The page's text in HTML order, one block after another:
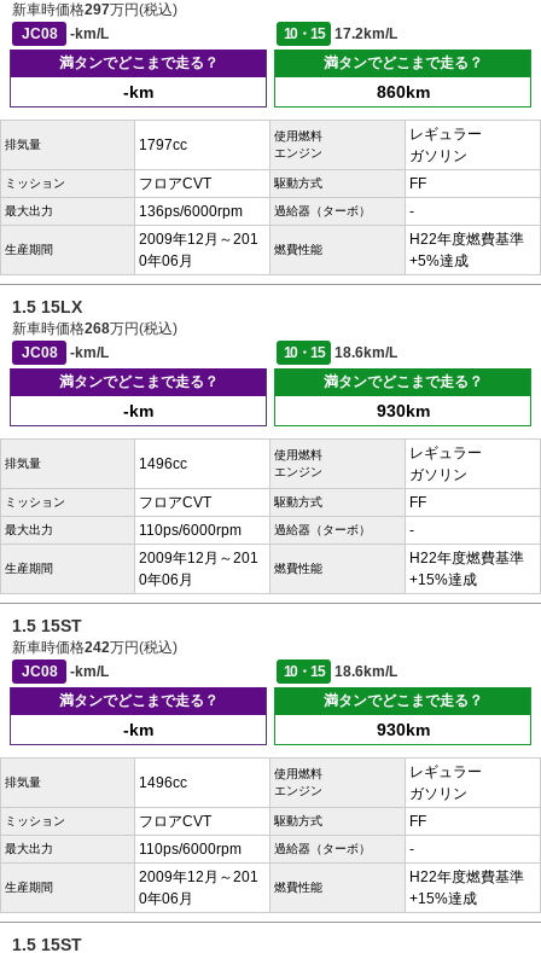
新車時価格297万円(税込)
JC08
-km/L 10・15
17.2km/L
満タンでどこまで走る？
-km
満タンでどこまで走る？
860km
排気量 1797cc
使用燃料
エンジン
レギュラー
ガソリン
ミッション フロアCVT 駆動方式 FF
最大出力 136ps/6000rpm 過給器（ターボ） -
生産期間
2009年12月～201
0年06月
燃費性能
H22年度燃費基準
+5%達成
1.5 15LX
新車時価格268万円(税込)
JC08
-km/L 10・15
18.6km/L
満タンでどこまで走る？
-km
満タンでどこまで走る？
930km
排気量 1496cc
使用燃料
エンジン
レギュラー
ガソリン
ミッション フロアCVT 駆動方式 FF
最大出力 110ps/6000rpm 過給器（ターボ） -
生産期間
2009年12月～201
0年06月
燃費性能
H22年度燃費基準
+15%達成
1.5 15ST
新車時価格242万円(税込)
JC08
-km/L 10・15
18.6km/L
満タンでどこまで走る？
-km
満タンでどこまで走る？
930km
排気量 1496cc
使用燃料
エンジン
レギュラー
ガソリン
ミッション フロアCVT 駆動方式 FF
最大出力 110ps/6000rpm 過給器（ターボ） -
生産期間
2009年12月～201
0年06月
燃費性能
H22年度燃費基準
+15%達成
1.5 15ST